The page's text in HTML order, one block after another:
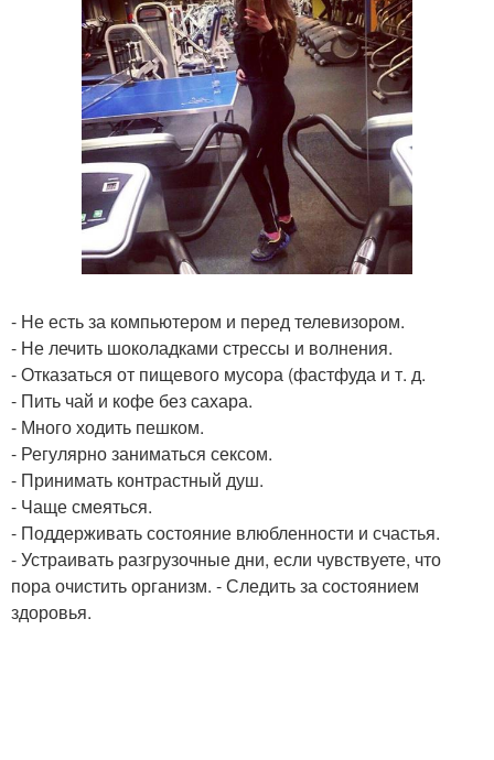
- Не есть за компьютером и перед телевизором.
- Не лечить шоколадками стрессы и волнения.
- Отказаться от пищевого мусора (фастфуда и т. д.
- Пить чай и кофе без сахара.
- Много ходить пешком.
- Регулярно заниматься сексом.
- Принимать контрастный душ.
- Чаще смеяться.
- Поддерживать состояние влюбленности и счастья.
- Устраивать разгрузочные дни, если чувствуете, что
пора очистить организм. - Следить за состоянием
здоровья.